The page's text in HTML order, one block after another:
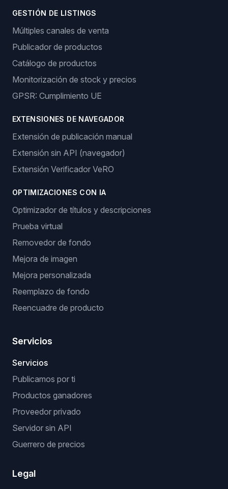
GESTIÓN DE LISTINGS
Múltiples canales de venta
Publicador de productos
Catálogo de productos
Monitorización de stock y precios
GPSR: Cumplimiento UE
EXTENSIONES DE NAVEGADOR
Extensión de publicación manual
Extensión sin API (navegador)
Extensión Verificador VeRO
OPTIMIZACIONES CON IA
Optimizador de títulos y descripciones
Prueba virtual
Removedor de fondo
Mejora de imagen
Mejora personalizada
Reemplazo de fondo
Reencuadre de producto
Servicios
Servicios
Publicamos por ti
Productos ganadores
Proveedor privado
Servidor sin API
Guerrero de precios
Legal